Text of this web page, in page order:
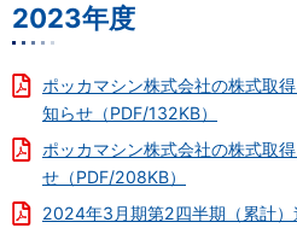
2023年度
ポッカマシン株式会社の株式取
知らせ（PDF/132KB）
ポッカマシン株式会社の株式取
せ（PDF/208KB）
2024年3月期第2四半期（累計